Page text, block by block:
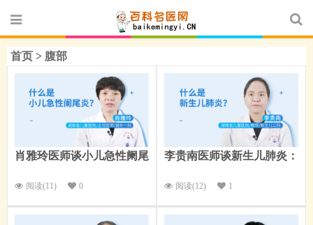
首页 > 腹部
肖雅玲医师谈小儿急性阑尾
炎？阅读(11) 0
李贵南医师谈新生儿肺炎：
阅读(12) 1